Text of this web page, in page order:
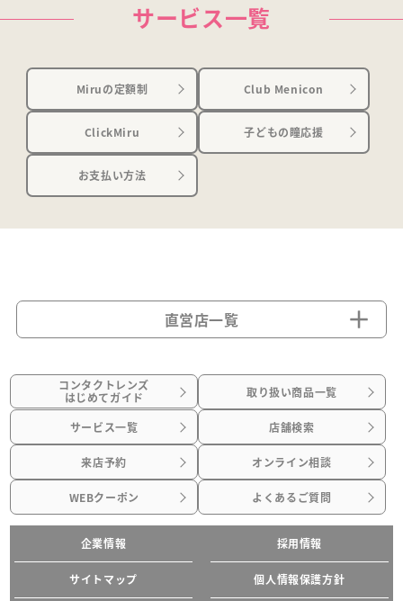
サービス一覧
Miruの定額制 Club Menicon
ClickMiru 子どもの瞳応援
お支払い方法
直営店一覧
コンタクトレンズ
はじめてガイド 取り扱い商品一覧
サービス一覧 店舗検索
来店予約 オンライン相談
WEBクーポン よくあるご質問
企業情報 採用情報
サイトマップ 個人情報保護方針